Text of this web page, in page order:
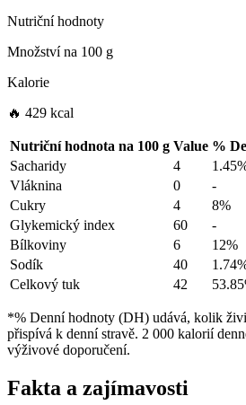
Nutriční hodnoty
Množství na 100 g
Kalorie
🔥 429 kcal
Nutriční hodnota na 100 g Value %
Sacharidy
4
Vláknina
0
-
Cukry
4
8%
Glykemický index
60
-
Bílkoviny
6
12%
Sodík
40
Celkový tuk
42
*% Denní hodnoty (DH) udává, kolik
přispívá k denní stravě. 2 000 kalorií
výživové doporučení.
Fakta a zajímavosti